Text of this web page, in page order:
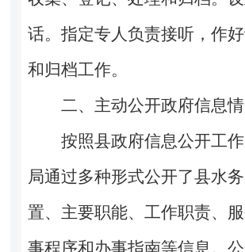
话。指定专人负责接听，作
和归档工作。
二、主动公开政府信息
按照县政府信息公开工
局通过多种形式公开了县水
置、主要职能、工作职责、
事程序和办事指南等信息。公